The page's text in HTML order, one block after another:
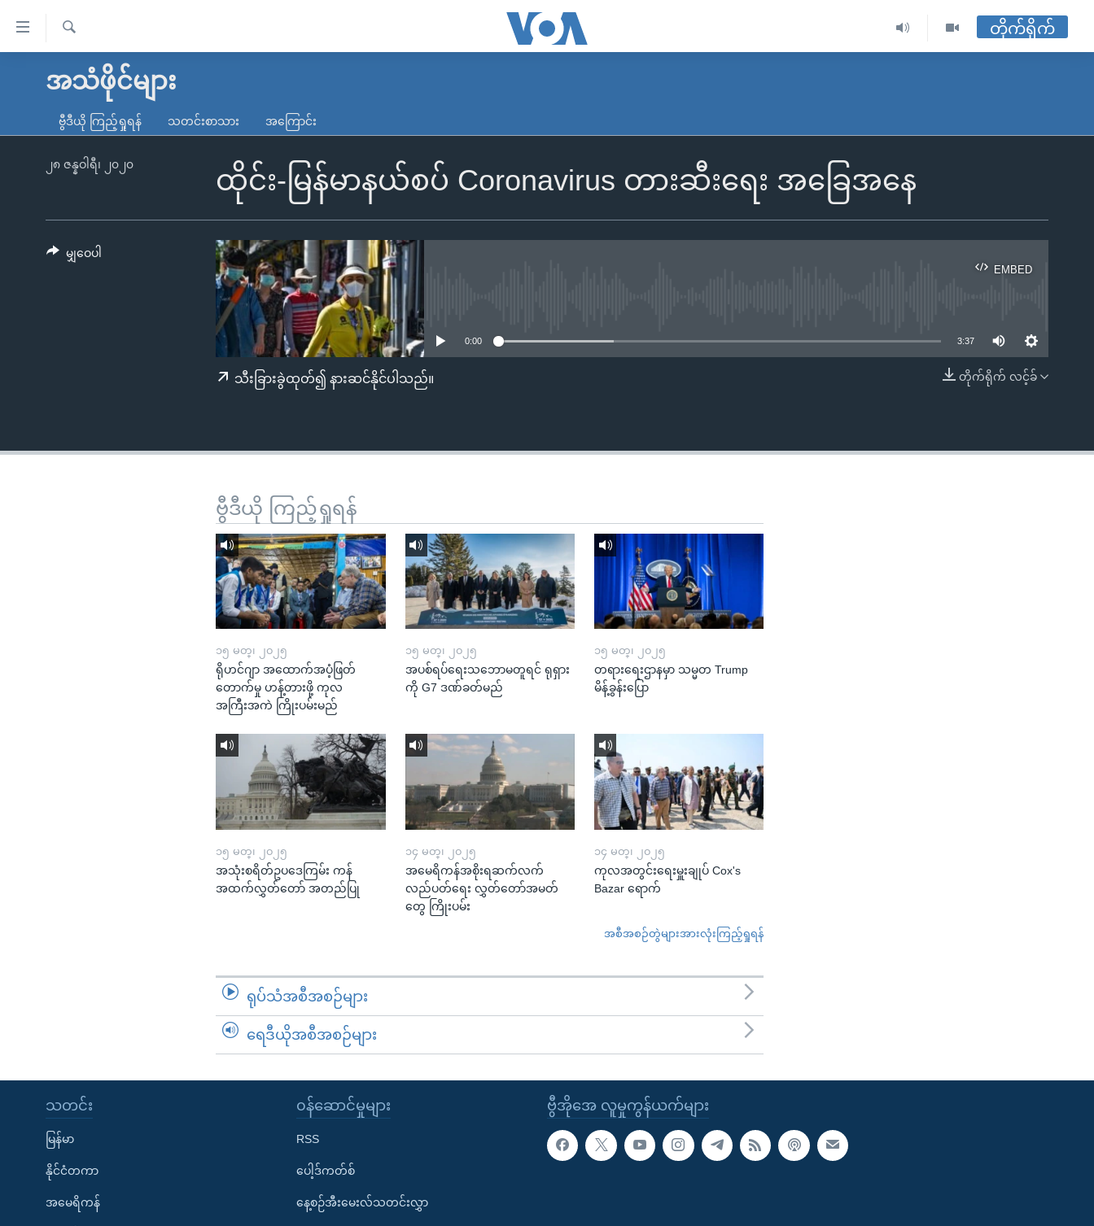
လွယ်ကူ
သည့်
ကျော်
မူလစာမျက်နှာ
ကမ္ဘာ့သတင်းများ
နိုင်ငံတကာ
တရုတ်
အစ္စရေး-ပါလက်စတိုင်း
ရပ်ဝန်းတခု လမ်းတခု အလွန်
အင်္ဂလိပ်စာလေ့လာမယ်
ရ
တိုက်ရိုက်
အသံဖိုင်များ
ဗွီဒီယို ကြည့်ရှုရန် သတင်းစာသား အကြောင်း
ထိုင်း-မြန်မာနယ်စပ် Coronavirus တားဆီးရေး အခြေအနေ
၂၈ ဇန္နဝါရီ၊ ၂၀၂၀
EMBED
EMBED
0:00 3:37
တိုက်ရိုက် လင့်ခ်
သီးခြားခွဲထုတ်၍ နားဆင်နိုင်ပါသည်။
မျှဝေပါ
ဗွီဒီယို ကြည့်ရှုရန်
၁၅ မတ္၊ ၂၀၂၅
ရိုဟင်ဂျာ အထောက်အပံ့ဖြတ်
တောက်မှု ဟန့်တားဖို့ ကုလ
အကြီးအကဲ ကြိုးပမ်းမည်
၁၅ မတ္၊ ၂၀၂၅
အပစ်ရပ်ရေးသဘောမတူရင် ရုရှား
ကို G7 ဒဏ်ခတ်မည်
၁၅ မတ္၊ ၂၀၂၅
တရားရေးဌာနမှာ သမ္မတ Trump
မိန့်ခွန်းပြော
၁၅ မတ္၊ ၂၀၂၅
အသုံးစရိတ်ဥပဒေကြမ်း ကန်
အထက်လွှတ်တော် အတည်ပြု
၁၄ မတ္၊ ၂၀၂၅
အမေရိကန်အစိုးရဆက်လက်
လည်ပတ်ရေး လွှတ်တော်အမတ်
တွေ ကြိုးပမ်း
၁၄ မတ္၊ ၂၀၂၅
ကုလအတွင်းရေးမှူးချုပ် Cox's
Bazar ရောက်
အစီအစဉ်တွဲများအားလုံးကြည့်ရှုရန်
ရုပ်သံအစီအစဉ်များ
ရေဒီယိုအစီအစဉ်များ
ဗွီအိုအေ လူမှုကွန်ယက်များ
သတင်း
မြန်မာ
နိုင်ငံတကာ
အမေရိကန်
၀န်ဆောင်မှုများ
RSS
ပေါ့ဒ်ကတ်စ်
နေ့စဉ်အီးမေးလ်သတင်းလွှာ